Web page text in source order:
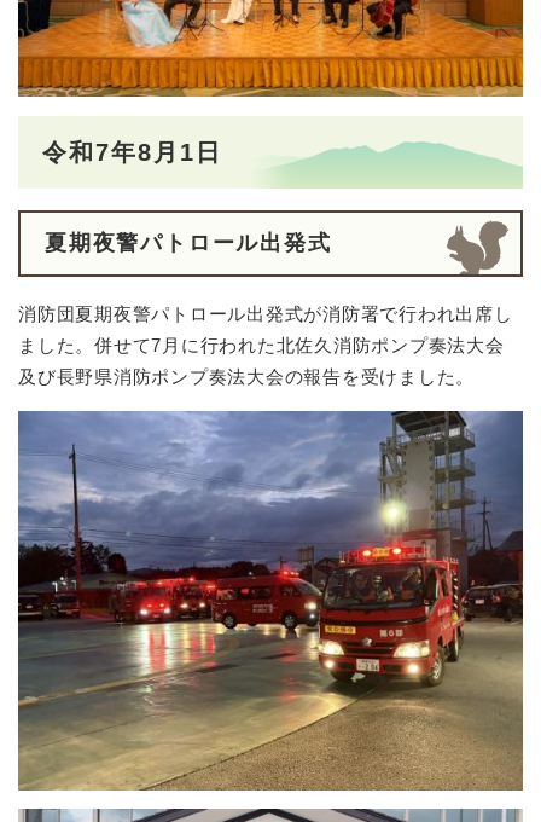
令和7年8月1日
夏期夜警パトロール出発式
消防団夏期夜警パトロール出発式が消防署で行われ出席し
ました。併せて7月に行われた北佐久消防ポンプ奏法大会
及び長野県消防ポンプ奏法大会の報告を受けました。